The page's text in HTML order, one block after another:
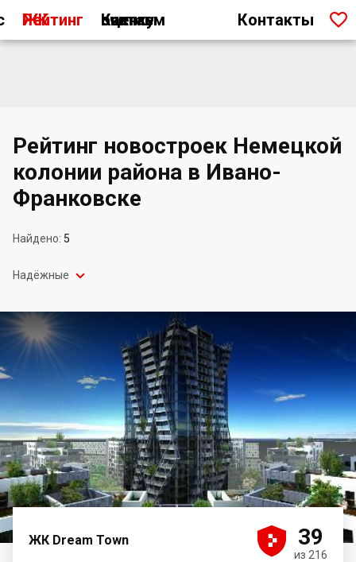
Рейтинг ЖК Как мы считаем оценку Контакты 
Рейтинг новостроек Немецкой
колонии района в Ивано-
Франковске
Найдено: 5
Надёжные 
ЖК Dream Town 



 39
из 216